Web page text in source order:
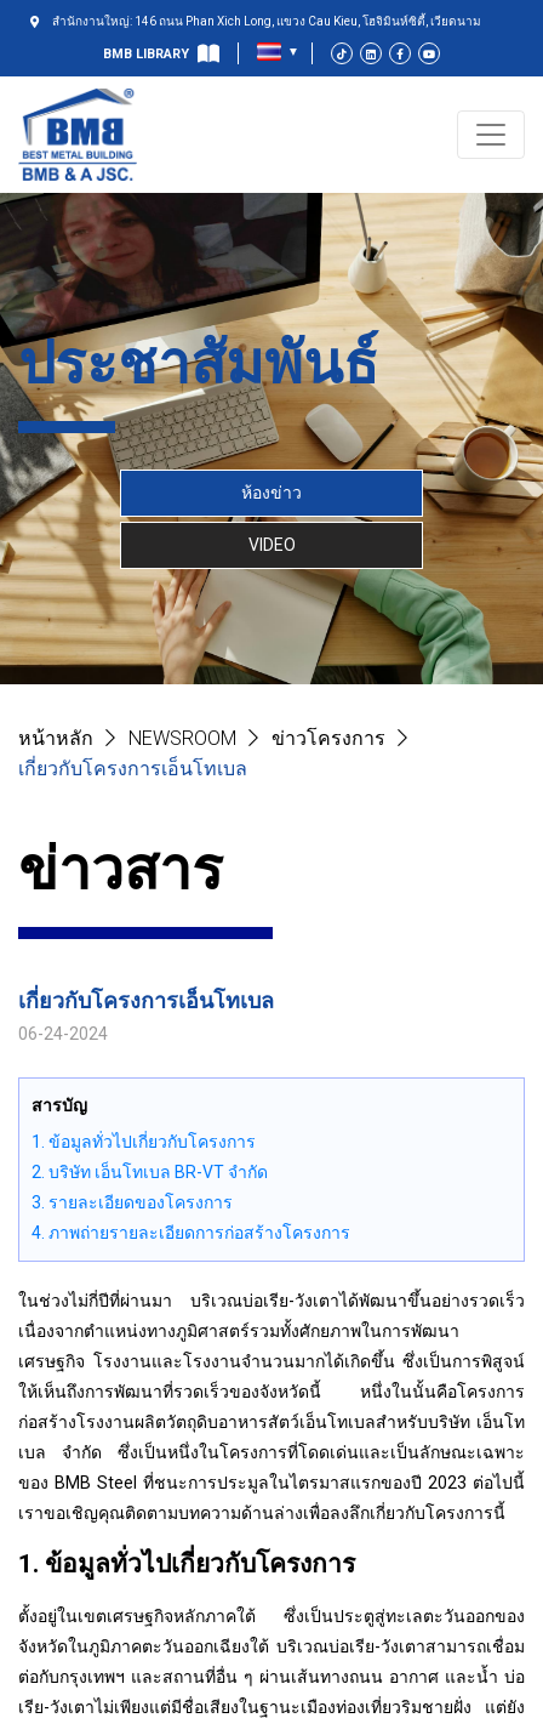
สำนักงานใหญ่: 146 ถนน Phan Xich Long, แขวง Cau Kieu, โฮจิมินห์ซิตี้, เวียดนาม
BMB LIBRARY
ประชาสัมพันธ์
ห้องข่าว
VIDEO
หน้าหลัก NEWSROOM
ข่าวโครงการ
เกี่ยวกับโครงการเอ็นโทเบล
ข่าวสาร
เกี่ยวกับโครงการเอ็นโทเบล
06-24-2024
สารบัญ
1. ข้อมูลทั่วไปเกี่ยวกับโครงการ
2. บริษัท เอ็นโทเบล BR-VT จำกัด
3. รายละเอียดของโครงการ
4. ภาพถ่ายรายละเอียดการก่อสร้างโครงการ
ในช่วงไม่กี่ปีที่ผ่านมา บริเวณบ่อเรีย-วังเตาได้พัฒนาขึ้นอย่างรวดเร็ว
เนื่องจากตำแหน่งทางภูมิศาสตร์รวมทั้งศักยภาพในการพัฒนา
เศรษฐกิจ โรงงานและโรงงานจำนวนมากได้เกิดขึ้น ซึ่งเป็นการพิสูจน์
ให้เห็นถึงการพัฒนาที่รวดเร็วของจังหวัดนี้ หนึ่งในนั้นคือโครงการ
ก่อสร้างโรงงานผลิตวัตถุดิบอาหารสัตว์เอ็นโทเบลสำหรับบริษัท เอ็นโท
เบล จำกัด ซึ่งเป็นหนึ่งในโครงการที่โดดเด่นและเป็นลักษณะเฉพาะ
ของ BMB Steel ที่ชนะการประมูลในไตรมาสแรกของปี 2023 ต่อไปนี้
เราขอเชิญคุณติดตามบทความด้านล่างเพื่อลงลึกเกี่ยวกับโครงการนี้
1. ข้อมูลทั่วไปเกี่ยวกับโครงการ
ตั้งอยู่ในเขตเศรษฐกิจหลักภาคใต้ ซึ่งเป็นประตูสู่ทะเลตะวันออกของ
จังหวัดในภูมิภาคตะวันออกเฉียงใต้ บริเวณบ่อเรีย-วังเตาสามารถเชื่อม
ต่อกับกรุงเทพฯ และสถานที่อื่น ๆ ผ่านเส้นทางถนน อากาศ และน้ำ บ่อ
เรีย-วังเตาไม่เพียงแต่มีชื่อเสียงในฐานะเมืองท่องเที่ยวริมชายฝั่ง แต่ยัง